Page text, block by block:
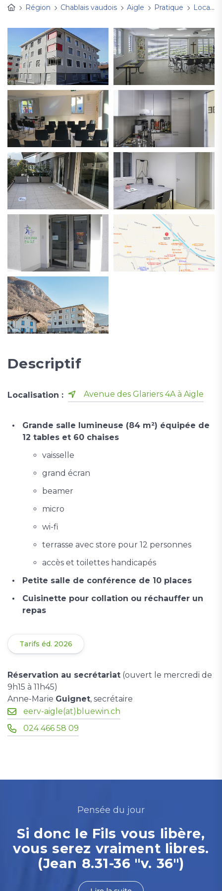
Région
Chablais vaudois Aigle Pratique Location de nos locaux
Descriptif
Localisation : Avenue des Glariers 4A à Aigle
Grande salle lumineuse (84 m²) équipée de
12 tables et 60 chaises
vaisselle
grand écran
beamer
micro
wi-fi
terrasse avec store pour 12 personnes
accès et toilettes handicapés
Petite salle de conférence de 10 places
Cuisinette pour collation ou réchauffer un
repas
Tarifs éd. 2026
Réservation au secrétariat (ouvert le mercredi de
9h15 à 11h45)
Anne-Marie Guignet, secrétaire
eerv-aigle(at)bluewin.ch
024 466 58 09
Pensée du jour
Si donc le Fils vous libère,
vous serez vraiment libres.
(Jean 8.31-36 "v. 36")